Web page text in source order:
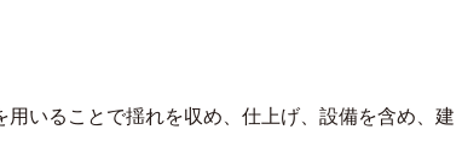
いることで揺れを収め、仕上げ、設備を含め、建